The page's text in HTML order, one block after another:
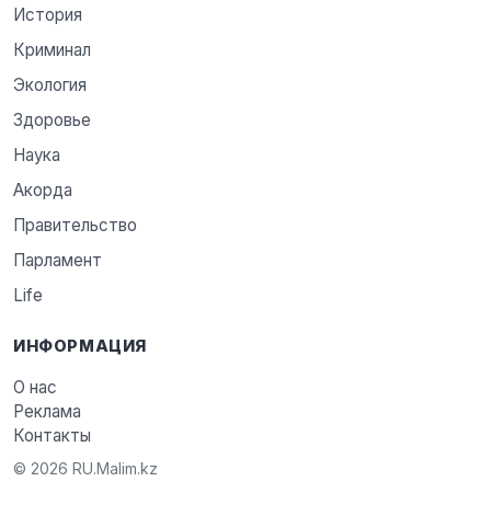
История
Криминал
Экология
Здоровье
Наука
Акорда
Правительство
Парламент
Life
ИНФОРМАЦИЯ
О нас
Реклама
Контакты
© 2026 RU.Malim.kz